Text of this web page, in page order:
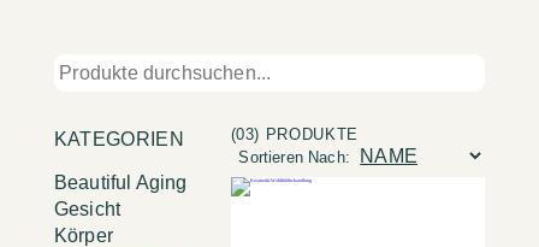
KATEGORIEN
Beautiful Aging
Gesicht
Körper
(03) PRODUKTE
Sortieren Nach: